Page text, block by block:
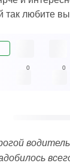
так любите
0 0